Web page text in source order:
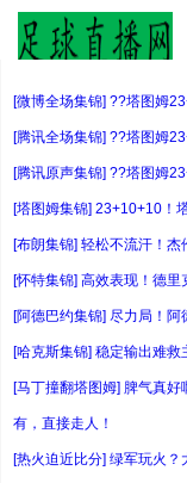
[微博全场集锦] ??塔图姆
[腾讯全场集锦] ??塔图姆
[腾讯原声集锦] ??塔图姆
[塔图姆集锦] 23+10+10！
[布朗集锦] 轻松不流汗！
[怀特集锦] 高效表现！德
[阿德巴约集锦] 尽力局！
[哈克斯集锦] 稳定输出难
[马丁撞翻塔图姆] 脾气真
有，直接走人！
[热火迫近比分] 绿军玩火